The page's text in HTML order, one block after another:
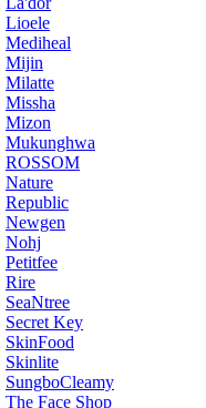
Lioele
Mediheal
Mijin
Milatte
Missha
Mizon
Mukunghwa
ROSSOM
Nature
Republic
Newgen
Nohj
Petitfee
Rire
SeaNtree
Secret Key
SkinFood
Skinlite
SungboCleamy
The Face Shop